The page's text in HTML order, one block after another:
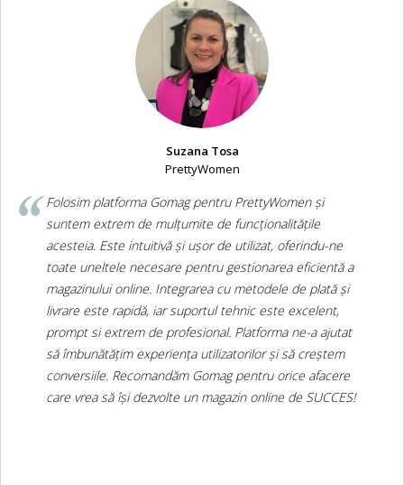
Suzana Tosa
PrettyWomen
Folosim platforma Gomag pentru PrettyWomen și
suntem extrem de mulțumite de funcționalitățile
acesteia. Este intuitivă și ușor de utilizat, oferindu-ne
toate uneltele necesare pentru gestionarea eficientă a
magazinului online. Integrarea cu metodele de plată și
livrare este rapidă, iar suportul tehnic este excelent,
prompt si extrem de profesional. Platforma ne-a ajutat
să îmbunătățim experiența utilizatorilor și să creștem
conversiile. Recomandăm Gomag pentru orice afacere
care vrea să își dezvolte un magazin online de SUCCES!